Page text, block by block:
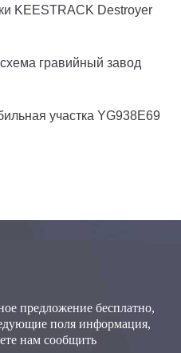
KEESTRACK Destroyer
гравийный завод
участка YG938E69
предложение бесплатно,
поля информация,
нам сообщить